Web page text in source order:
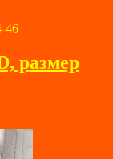
размер